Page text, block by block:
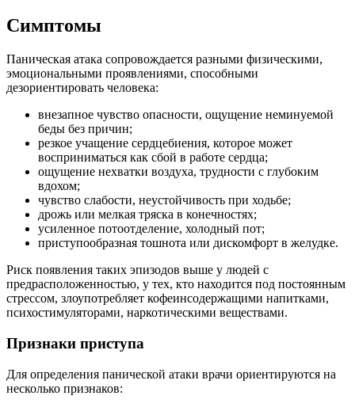
Симптомы
Паническая атака сопровождается разными физическими,
эмоциональными проявлениями, способными
дезориентировать человека:
внезапное чувство опасности, ощущение неминуемой
беды без причин;
резкое учащение сердцебиения, которое может
восприниматься как сбой в работе сердца;
ощущение нехватки воздуха, трудности с глубоким
вдохом;
чувство слабости, неустойчивость при ходьбе;
дрожь или мелкая тряска в конечностях;
усиленное потоотделение, холодный пот;
приступообразная тошнота или дискомфорт в желудке.
Риск появления таких эпизодов выше у людей с
предрасположенностью, у тех, кто находится под постоянным
стрессом, злоупотребляет кофеинсодержащими напитками,
психостимуляторами, наркотическими веществами.
Признаки приступа
Для определения панической атаки врачи ориентируются на
несколько признаков: